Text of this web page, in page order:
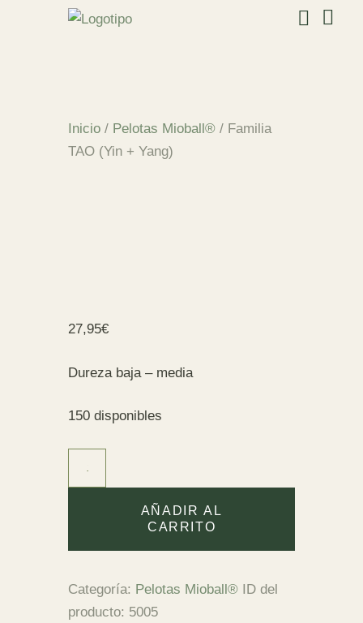
Inicio / Pelotas Mioball® / Familia
TAO (Yin + Yang)
27,95€
Dureza baja – media
150 disponibles
Yang)
AÑADIR AL
CARRITO
Categoría: Pelotas Mioball®
ID del
producto: 5005